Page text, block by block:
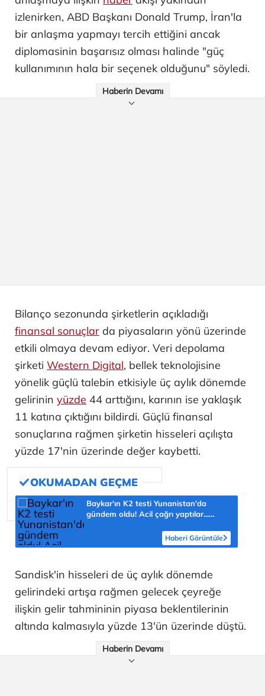
izlenirken, ABD Başkanı Donald Trump, İran'la
bir anlaşma yapmayı tercih ettiğini ancak
diplomasinin başarısız olması halinde "güç
kullanımının hala bir seçenek olduğunu" söyledi.
Haberin Devamı
Bilanço sezonunda şirketlerin açıkladığı
finansal sonuçlar da piyasaların yönü üzerinde
etkili olmaya devam ediyor. Veri depolama
şirketi Western Digital, bellek teknolojisine
yönelik güçlü talebin etkisiyle üç aylık dönemde
gelirinin yüzde 44 arttığını, karının ise yaklaşık
11 katına çıktığını bildirdi. Güçlü finansal
sonuçlarına rağmen şirketin hisseleri açılışta
yüzde 17'nin üzerinde değer kaybetti.
Baykar'ın K2 testi Yunanistan'da
gündem oldu! Acil çağrı yaptılar...
Haberi Görüntüle
Sandisk'in hisseleri de üç aylık dönemde
gelirindeki artışa rağmen gelecek çeyreğe
ilişkin gelir tahmininin piyasa beklentilerinin
altında kalmasıyla yüzde 13'ün üzerinde düştü.
Haberin Devamı